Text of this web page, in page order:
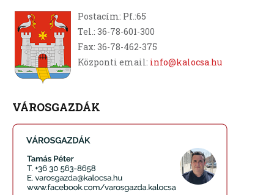
Postacím: Pf.:65
Tel.: 36-78-601-300
Fax: 36-78-462-375
Központi email: info@kalocsa.hu
VÁROSGAZDÁK